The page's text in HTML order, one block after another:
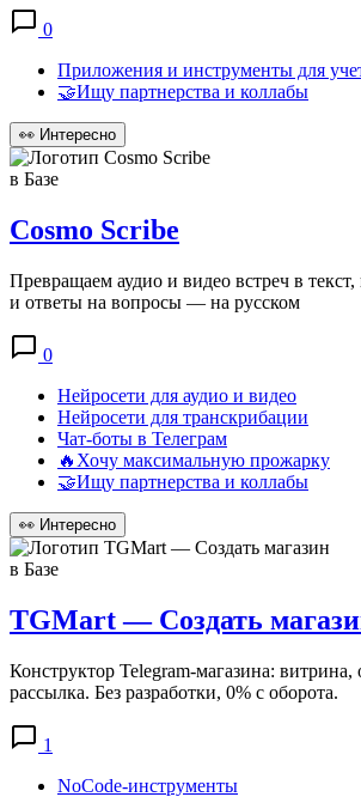
0
Приложения и инструменты для
🤝Ищу партнерства и коллабы
👀 Интересно
в Базе
Cosmo Scribe
Превращаем аудио и видео встреч в текст,
и ответы на вопросы — на русском
0
Нейросети для аудио и видео
Нейросети для транскрибации
Чат-боты в Телеграм
🔥Хочу максимальную прожарку
🤝Ищу партнерства и коллабы
👀 Интересно
в Базе
TGMart — Создать
Конструктор Telegram-магазина: витрина,
рассылка. Без разработки, 0% с оборота.
1
NoCode-инструменты